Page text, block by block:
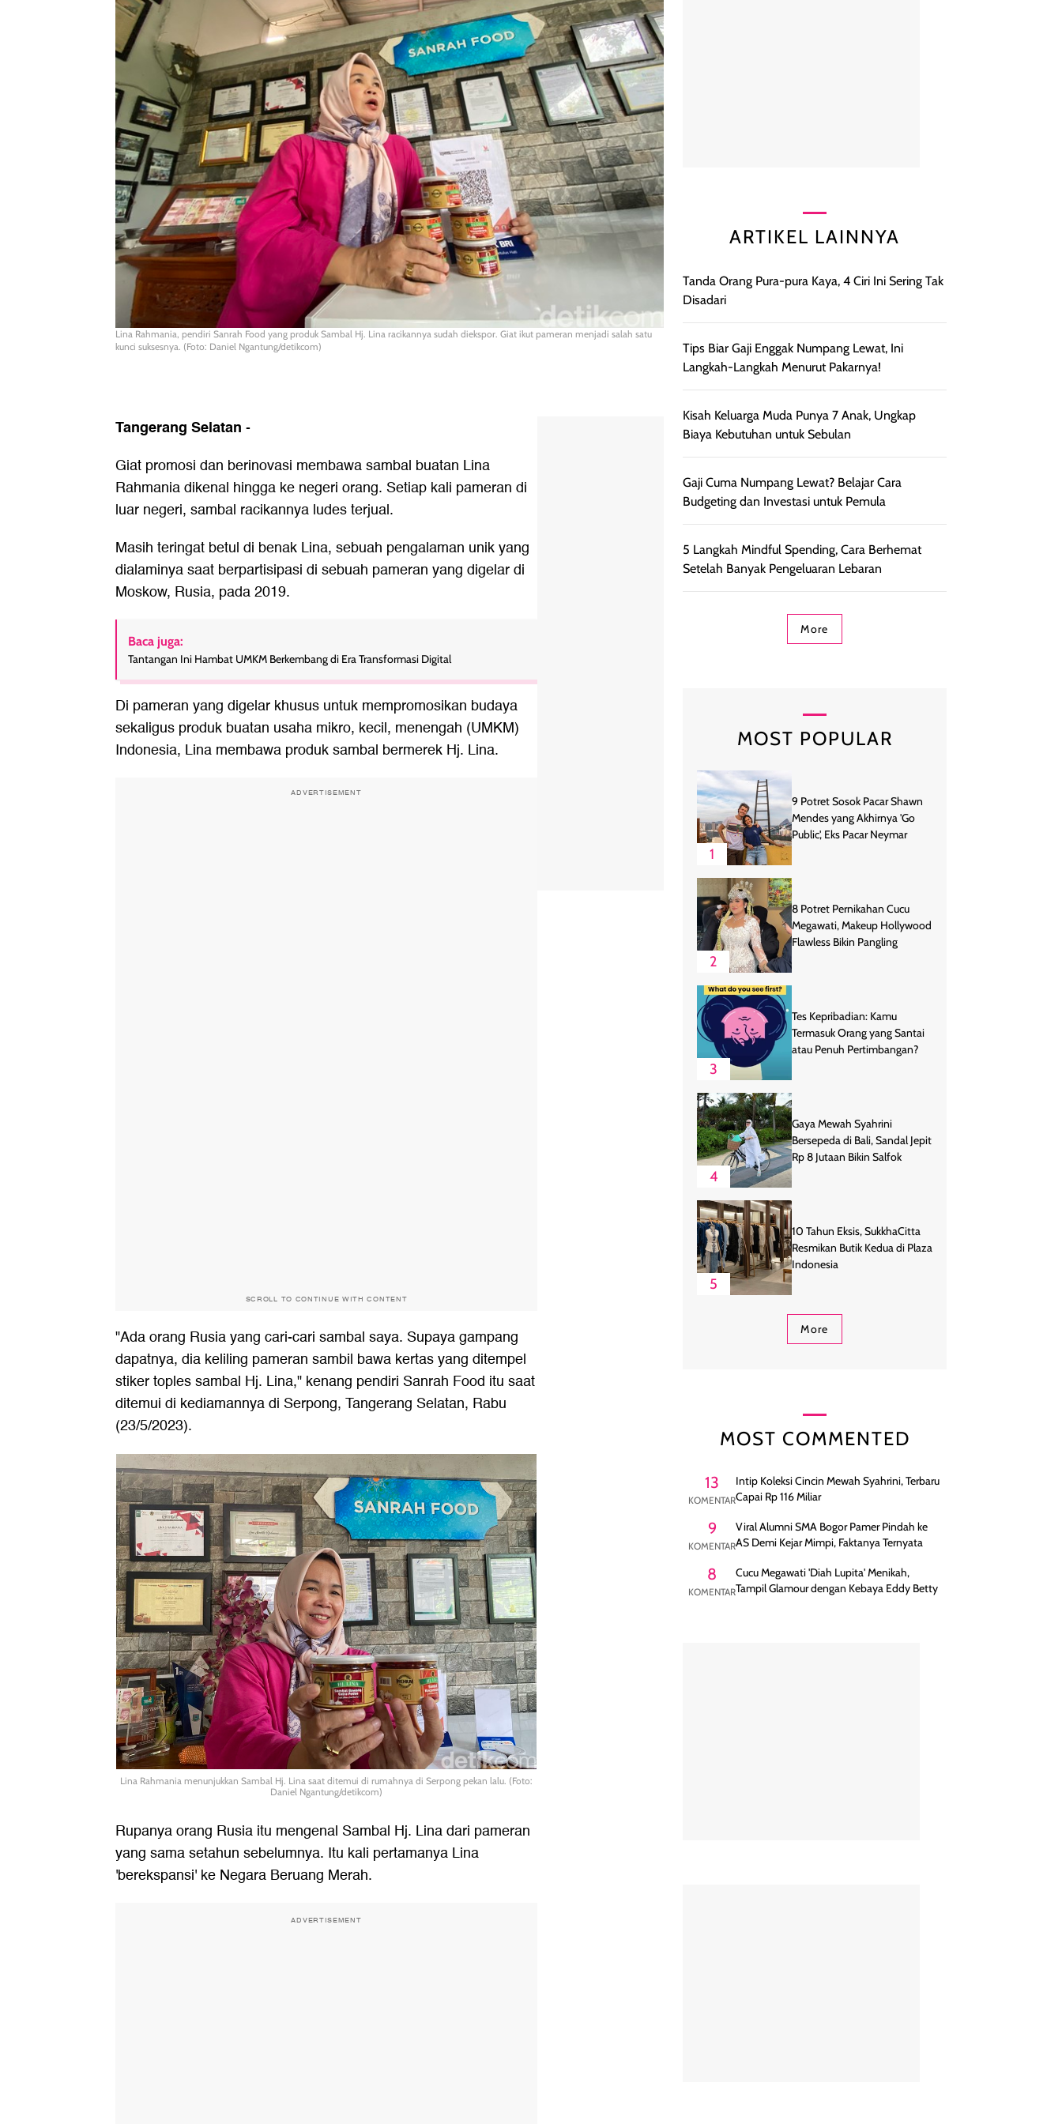
Lina Rahmania, pendiri Sanrah Food yang produk Sambal Hj. Lina racikannya sudah diekspor. Giat ikut pameran menjadi salah satu
kunci suksesnya. (Foto: Daniel Ngantung/detikcom)
Tangerang Selatan -
Giat promosi dan berinovasi membawa sambal buatan Lina
Rahmania dikenal hingga ke negeri orang. Setiap kali pameran di
luar negeri, sambal racikannya ludes terjual.
Masih teringat betul di benak Lina, sebuah pengalaman unik yang
dialaminya saat berpartisipasi di sebuah pameran yang digelar di
Moskow, Rusia, pada 2019.
Baca juga:
Tantangan Ini Hambat UMKM Berkembang di Era Transformasi Digital
Di pameran yang digelar khusus untuk mempromosikan budaya
sekaligus produk buatan usaha mikro, kecil, menengah (UMKM)
Indonesia, Lina membawa produk sambal bermerek Hj. Lina.
ADVERTISEMENT
SCROLL TO CONTINUE WITH CONTENT
"Ada orang Rusia yang cari-cari sambal saya. Supaya gampang
dapatnya, dia keliling pameran sambil bawa kertas yang ditempel
stiker toples sambal Hj. Lina," kenang pendiri Sanrah Food itu saat
ditemui di kediamannya di Serpong, Tangerang Selatan, Rabu
(23/5/2023).
Lina Rahmania menunjukkan Sambal Hj. Lina saat ditemui di rumahnya di Serpong pekan lalu. (Foto:
Daniel Ngantung/detikcom)
Rupanya orang Rusia itu mengenal Sambal Hj. Lina dari pameran
yang sama setahun sebelumnya. Itu kali pertamanya Lina
'berekspansi' ke Negara Beruang Merah.
ADVERTISEMENT
ARTIKEL LAINNYA
Tanda Orang Pura-pura Kaya, 4 Ciri Ini Sering Tak
Disadari
Tips Biar Gaji Enggak Numpang Lewat, Ini
Langkah-Langkah Menurut Pakarnya!
Kisah Keluarga Muda Punya 7 Anak, Ungkap
Biaya Kebutuhan untuk Sebulan
Gaji Cuma Numpang Lewat? Belajar Cara
Budgeting dan Investasi untuk Pemula
5 Langkah Mindful Spending, Cara Berhemat
Setelah Banyak Pengeluaran Lebaran
More
MOST POPULAR
1
9 Potret Sosok Pacar Shawn
Mendes yang Akhirnya 'Go
Public', Eks Pacar Neymar
2
8 Potret Pernikahan Cucu
Megawati, Makeup Hollywood
Flawless Bikin Pangling
3
Tes Kepribadian: Kamu
Termasuk Orang yang Santai
atau Penuh Pertimbangan?
4
Gaya Mewah Syahrini
Bersepeda di Bali, Sandal Jepit
Rp 8 Jutaan Bikin Salfok
5
10 Tahun Eksis, SukkhaCitta
Resmikan Butik Kedua di Plaza
Indonesia
More
MOST COMMENTED
13
KOMENTAR
Intip Koleksi Cincin Mewah Syahrini, Terbaru
Capai Rp 116 Miliar
9
KOMENTAR
Viral Alumni SMA Bogor Pamer Pindah ke
AS Demi Kejar Mimpi, Faktanya Ternyata
8
KOMENTAR
Cucu Megawati 'Diah Lupita' Menikah,
Tampil Glamour dengan Kebaya Eddy Betty